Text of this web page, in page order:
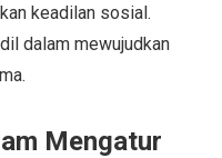
keadilan sosial.
dalam mewujudkan
Mengatur